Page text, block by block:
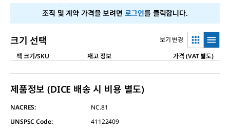
없
같
페
지
링
크.
조직 및 계약 가격을 보려면 로그인를 클릭합니다.
크기 선택
보기 변경
팩 크기/SKU
재고 정보 가격 (VAT 별도)
제품정보 (DICE 배송 시 비용 별도)
NACRES:
NC.81
UNSPSC Code:
41122409